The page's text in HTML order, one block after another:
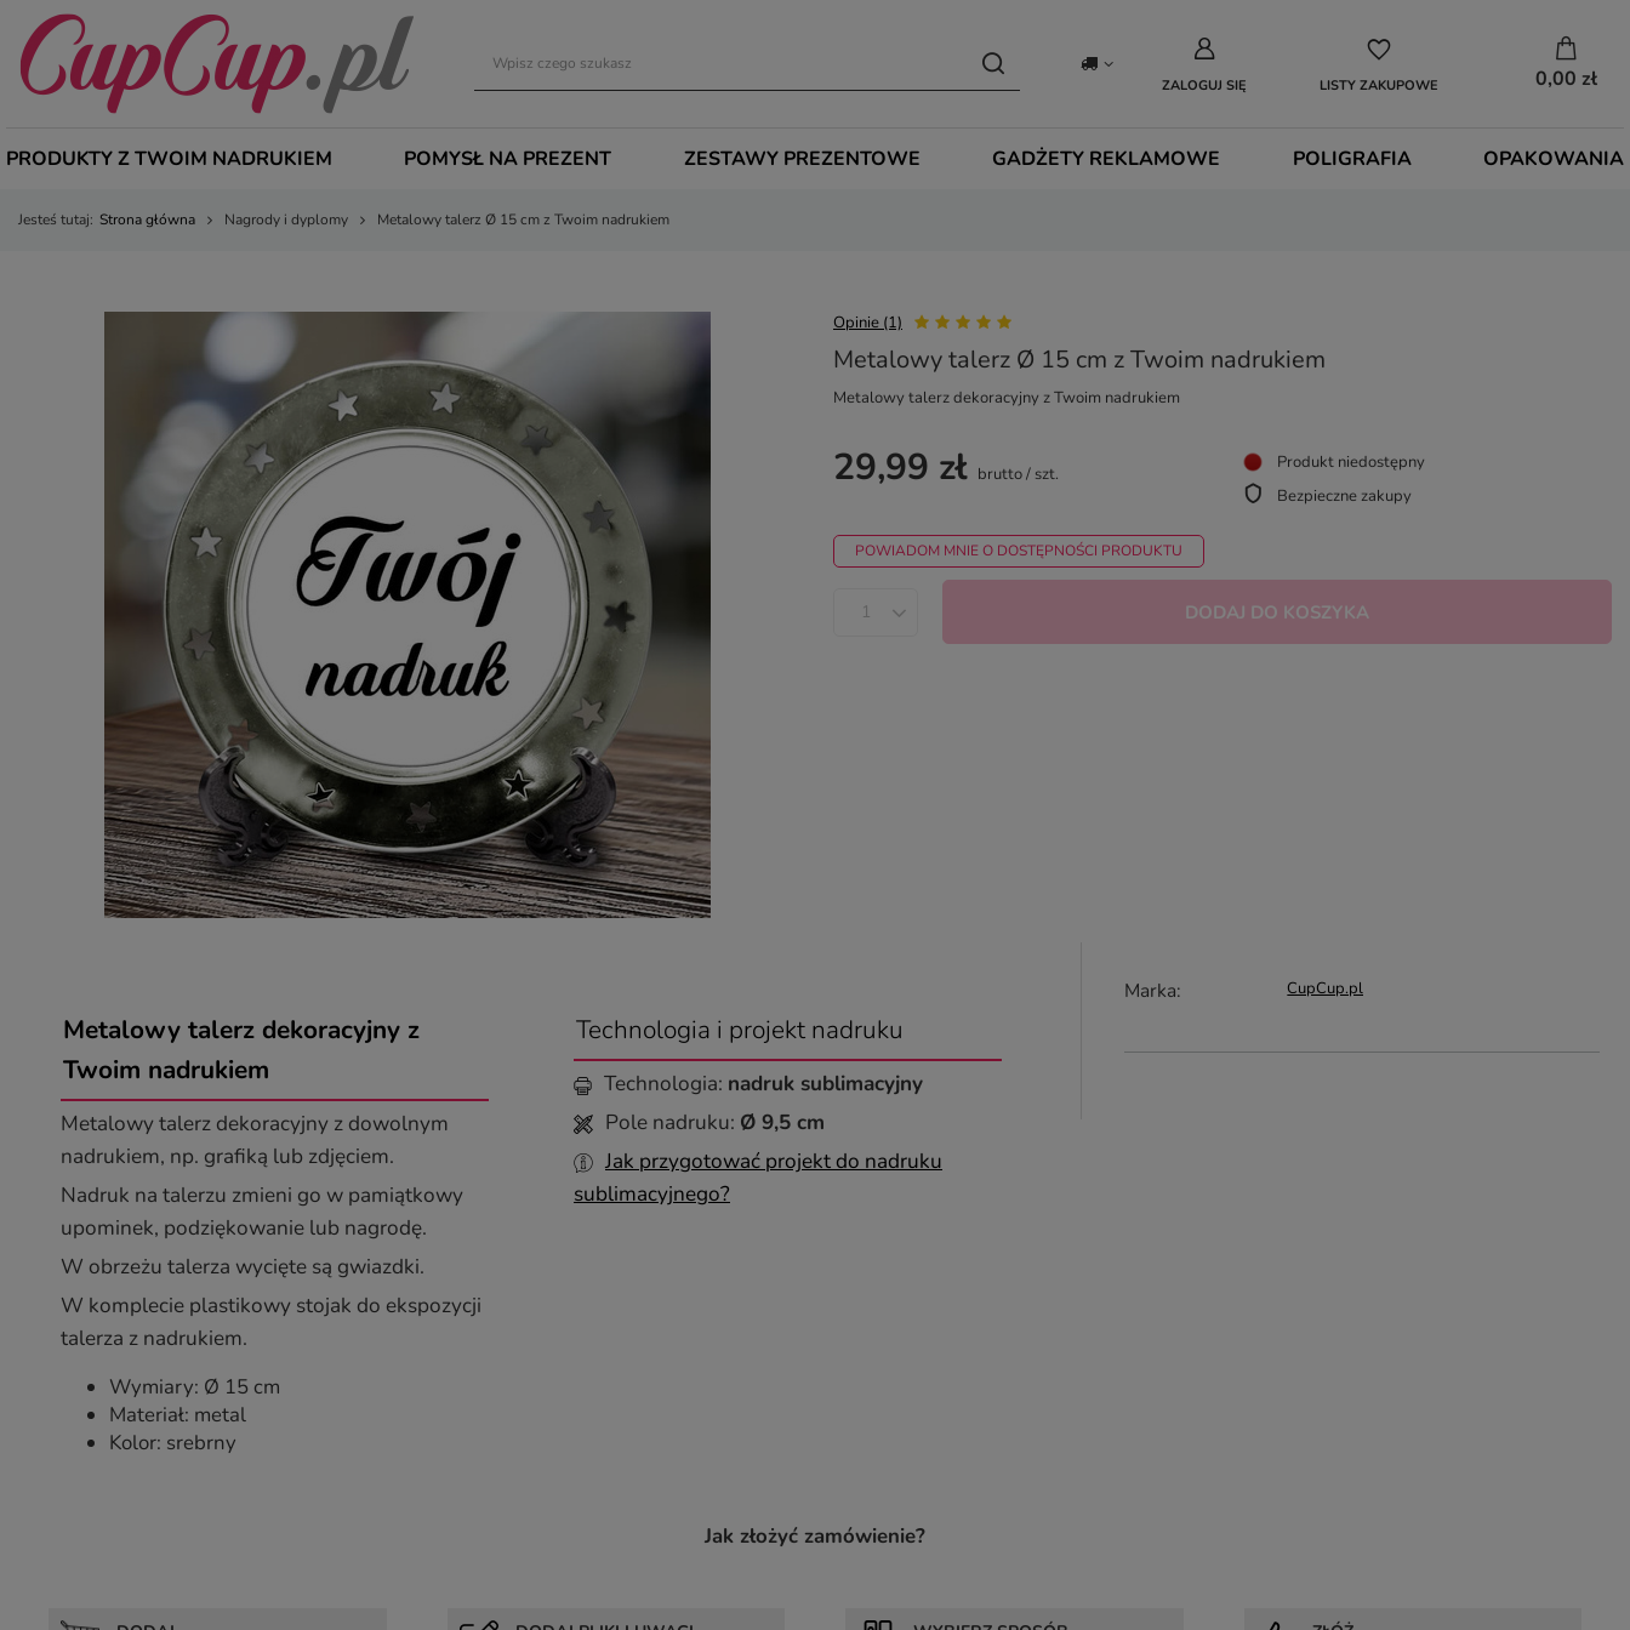
ZALOGUJ SIĘ LISTY ZAKUPOWE 0,00 zł
PRODUKTY Z TWOIM NADRUKIEM POMYSŁ NA PREZENT ZESTAWY PREZENTOWE GADŻETY REKLAMOWE POLIGRAFIA OPAKOWANIA
Jesteś tutaj: Strona główna Nagrody i dyplomy Metalowy talerz Ø 15 cm z Twoim nadrukiem
Opinie (1)
Metalowy talerz Ø 15 cm z Twoim nadrukiem
Metalowy talerz dekoracyjny z Twoim nadrukiem
29,99 zł brutto/ szt.
DODAJ DO KOSZYKA
POWIADOM MNIE O DOSTĘPNOŚCI PRODUKTU
Produkt niedostępny
Bezpieczne zakupy
Metalowy talerz dekoracyjny z
Twoim nadrukiem
Metalowy talerz dekoracyjny z dowolnym
nadrukiem, np. grafiką lub zdjęciem.
Nadruk na talerzu zmieni go w pamiątkowy
upominek, podziękowanie lub nagrodę.
W obrzeżu talerza wycięte są gwiazdki.
W komplecie plastikowy stojak do ekspozycji
talerza z nadrukiem.
Wymiary: Ø 15 cm
Materiał: metal
Kolor: srebrny
Technologia i projekt nadruku
Technologia: nadruk sublimacyjny
Pole nadruku: Ø 9,5 cm
Jak przygotować projekt do nadruku
sublimacyjnego?
Marka CupCup.pl
Jak złożyć zamówienie?